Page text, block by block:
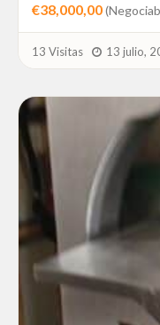
€38,000,00
13 Visitas 13 julio,